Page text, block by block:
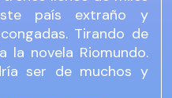
país extraño y
Tirando de
la novela Riomundo.
ser de muchos y